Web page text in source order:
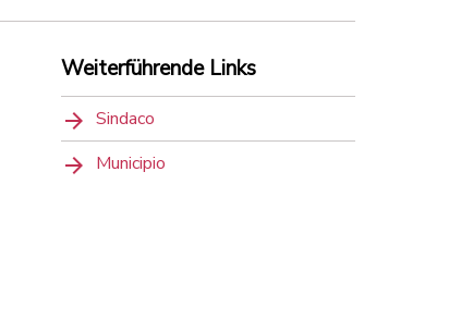
Weiterführende Links
Sindaco
Municipio